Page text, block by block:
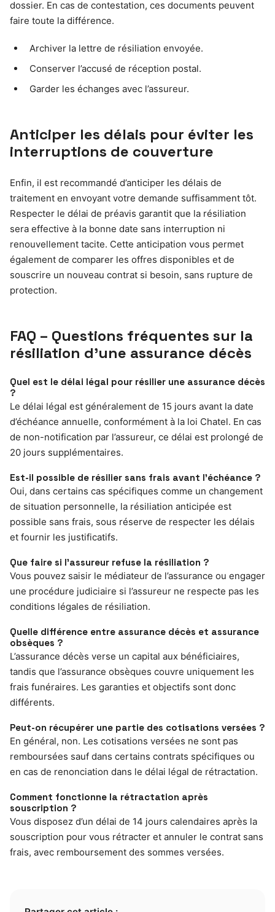
dossier. En cas de contestation, ces documents peuvent
faire toute la différence.
Archiver la lettre de résiliation envoyée.
Conserver l’accusé de réception postal.
Garder les échanges avec l’assureur.
Anticiper les délais pour éviter les
interruptions de couverture
Enfin, il est recommandé d’anticiper les délais de
traitement en envoyant votre demande suffisamment tôt.
Respecter le délai de préavis garantit que la résiliation
sera effective à la bonne date sans interruption ni
renouvellement tacite. Cette anticipation vous permet
également de comparer les offres disponibles et de
souscrire un nouveau contrat si besoin, sans rupture de
protection.
FAQ – Questions fréquentes sur la
résiliation d’une assurance décès
Quel est le délai légal pour résilier une assurance décès
?
Le délai légal est généralement de 15 jours avant la date
d’échéance annuelle, conformément à la loi Chatel. En cas
de non-notification par l’assureur, ce délai est prolongé de
20 jours supplémentaires.
Est-il possible de résilier sans frais avant l’échéance ?
Oui, dans certains cas spécifiques comme un changement
de situation personnelle, la résiliation anticipée est
possible sans frais, sous réserve de respecter les délais
et fournir les justificatifs.
Que faire si l’assureur refuse la résiliation ?
Vous pouvez saisir le médiateur de l’assurance ou engager
une procédure judiciaire si l’assureur ne respecte pas les
conditions légales de résiliation.
Quelle différence entre assurance décès et assurance
obsèques ?
L’assurance décès verse un capital aux bénéficiaires,
tandis que l’assurance obsèques couvre uniquement les
frais funéraires. Les garanties et objectifs sont donc
différents.
Peut-on récupérer une partie des cotisations versées ?
En général, non. Les cotisations versées ne sont pas
remboursées sauf dans certains contrats spécifiques ou
en cas de renonciation dans le délai légal de rétractation.
Comment fonctionne la rétractation après
souscription ?
Vous disposez d’un délai de 14 jours calendaires après la
souscription pour vous rétracter et annuler le contrat sans
frais, avec remboursement des sommes versées.